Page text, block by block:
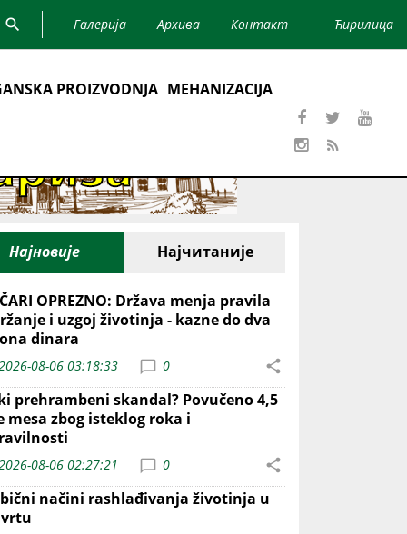
Галерија Архива Контакт Ћирилица
PROIZVODNJA MEHANIZACIJA
Најновије Најчитаније
OPREZNO: Država menja pravila
i uzgoj životinja - kazne do dva
dinara
08-06 03:18:33 0
prehrambeni skandal? Povučeno 4,5
mesa zbog isteklog roka i
08-06 02:27:21 0
načini rashlađivanja životinja u
vrtu